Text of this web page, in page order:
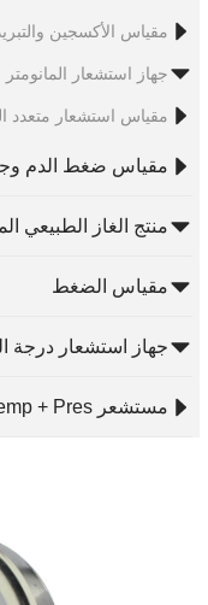
مقياس الأكسجين
جهاز استشعار المانومتر
مقياس استشعار متعدد
مقياس ضغط الدم
منتج الغاز الطبيعي
مقياس الضغط
جهاز استشعار درجة
مستشعر Temp + Pres